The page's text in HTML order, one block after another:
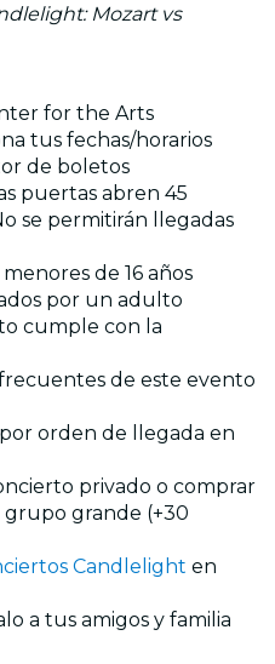
Mozart vs
for the Arts
tus fechas/horarios
de boletos
puertas abren 45
se permitirán llegadas
menores de 16 años
por un adulto
cumple con la
de este evento
por orden de llegada en
privado o comprar
grande (+30
Candlelight en
a tus amigos y familia